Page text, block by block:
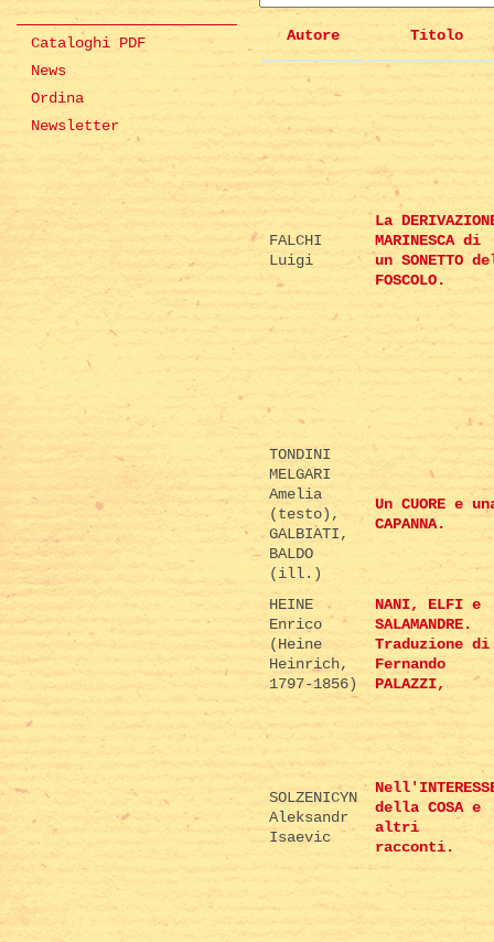
Cataloghi PDF
News
Ordina
Newsletter
Autore Titolo
FALCHI
Luigi
La
MARINESCA di
un SONETTO
FOSCOLO.
TONDINI
MELGARI
Amelia
(testo),
GALBIATI,
BALDO
(ill.)
Un CUORE e
CAPANNA.
HEINE
Enrico
(Heine
Heinrich,
1797-1856)
NANI, ELFI e
SALAMANDRE.
Traduzione di
Fernando
PALAZZI,
SOLZENICYN
Aleksandr
Isaevic
della COSA e
altri
racconti.